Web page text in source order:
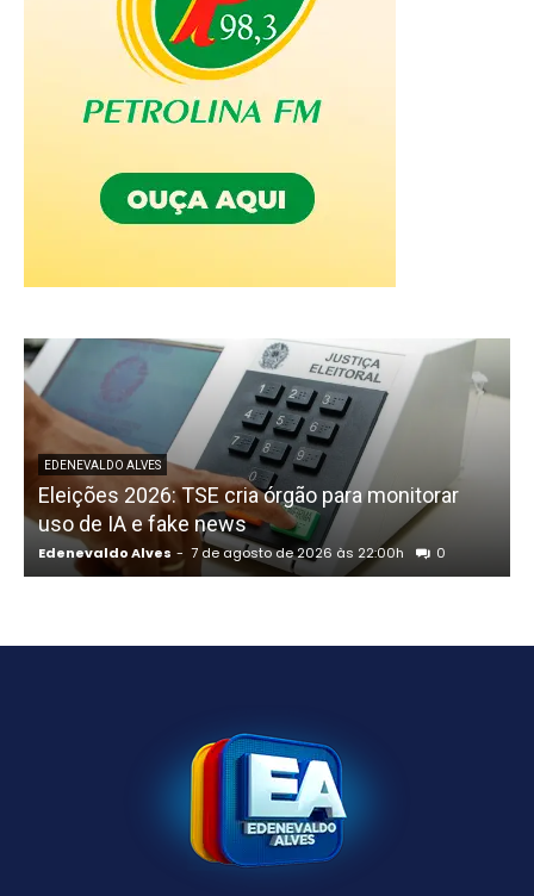
EDENEVALDO ALVES
Eleições 2026: TSE cria órgão para monitorar
uso de IA e fake news
Edenevaldo Alves - 7 de agosto de 2026 às 22:00h 0